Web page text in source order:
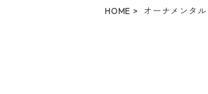
HOME オーナメンタ